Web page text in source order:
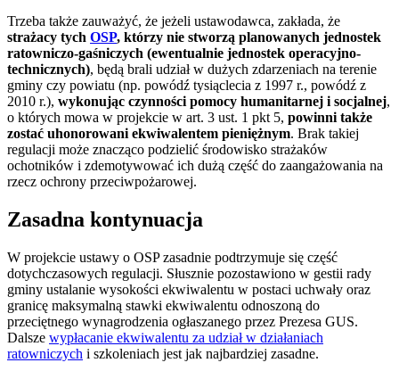
Trzeba także zauważyć, że jeżeli ustawodawca, zakłada, że
strażacy tych OSP, którzy nie stworzą planowanych jednostek
ratowniczo-gaśniczych (ewentualnie jednostek operacyjno-
technicznych), będą brali udział w dużych zdarzeniach na terenie
gminy czy powiatu (np. powódź tysiąclecia z 1997 r., powódź z
2010 r.), wykonując czynności pomocy humanitarnej i socjalnej,
o których mowa w projekcie w art. 3 ust. 1 pkt 5, powinni także
zostać uhonorowani ekwiwalentem pieniężnym. Brak takiej
regulacji może znacząco podzielić środowisko strażaków
ochotników i zdemotywować ich dużą część do zaangażowania na
rzecz ochrony przeciwpożarowej.
Zasadna kontynuacja
W projekcie ustawy o OSP zasadnie podtrzymuje się część
dotychczasowych regulacji. Słusznie pozostawiono w gestii rady
gminy ustalanie wysokości ekwiwalentu w postaci uchwały oraz
granicę maksymalną stawki ekwiwalentu odnoszoną do
przeciętnego wynagrodzenia ogłaszanego przez Prezesa GUS.
Dalsze wypłacanie ekwiwalentu za udział w działaniach
ratowniczych i szkoleniach jest jak najbardziej zasadne.